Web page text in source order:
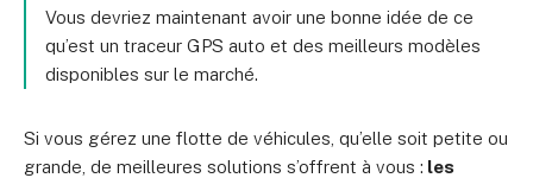
Vous devriez maintenant avoir une bonne idée de ce
qu’est un traceur GPS auto et des meilleurs modèles
disponibles sur le marché.
Si vous gérez une flotte de véhicules, qu’elle soit petite ou
grande, de meilleures solutions s’offrent à vous : les